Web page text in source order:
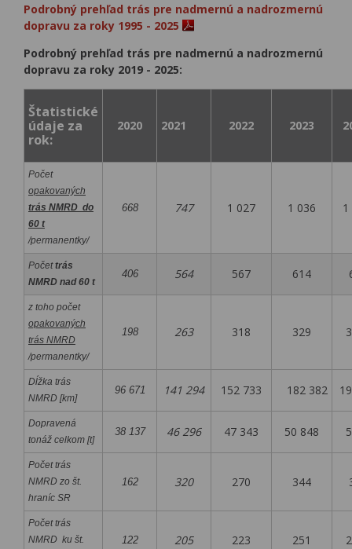
Podrobný prehľad trás pre nadmernú a nadrozmernú
dopravu za roky 1995 - 2025
Podrobný prehľad trás pre nadmernú a nadrozmernú
dopravu za roky 2019 - 2025:
Štatistické
údaje za
rok:
2020 2021 2022 2023
Počet
opakovaných
trás NMRD do
60 t
/permanentky/
668 747 1 027 1 036 1
Počettrás
NMRD nad 60 t
406 564 567 614
z toho počet
opakovaných
trás NMRD
/permanentky/
198 263 318 329
Dĺžka trás
NMRD [km]
96 671 141 294 152 733 182 382
Dopravená
tonáž celkom [t]
38 137 46 296 47 343 50 848
Počet trás
NMRD zo št.
hraníc SR
162 320 270 344
Počet trás
NMRD ku št.
122 205 223 251